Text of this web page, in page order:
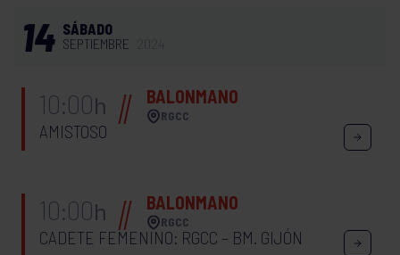
14 SÁBADO
SEPTIEMBRE
10:00h BALONMANO
RGCC
AMISTOSO
10:00h BALONMANO
RGCC
CADETE FEMENINO: RGCC – BM. GIJÓN